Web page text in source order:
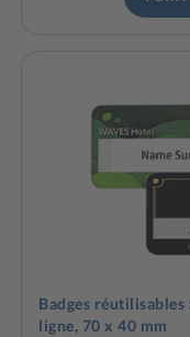
Badges
ligne, 70 x 40 mm